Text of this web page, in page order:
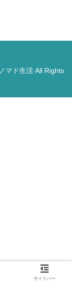
マド生活 All Rights
サイドバー